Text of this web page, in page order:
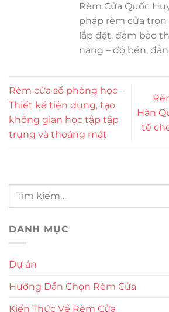
Rèm Cửa Quốc
pháp rèm cửa
lắp đặt, đảm bảo
năng – độ bền,
Rèm cửa sổ phòng học –
Thiết kế tiện dụng, tạo
không gian học tập tập
trung và thoáng mát
Hàn
tế
DANH MỤC
Dự án
Hướng Dẫn Chọn Rèm Cửa
Kiến Thức Về Rèm Cửa